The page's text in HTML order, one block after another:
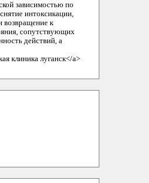
зависимостью по
интоксикации,
возвращение к
сопутствующих
действий, а
клиника луганск</a>